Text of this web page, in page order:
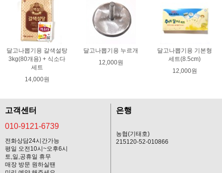
달고나뽑기용 갈색설탕
3kg(80개용) + 식소다
세트
14,000원
달고나뽑기용 누르개
12,000원
달고나뽑기용 기본형
세트(8.5cm)
12,000원
고객센터
010-9121-6739
전화상담24시간가능
평일 오전10시~오후6시
토,일,공휴일 휴무
매장 방문 원하실땐
은행
농협(기태호)
215120-52-010866